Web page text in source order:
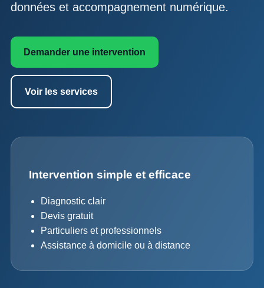
données et accompagnement numérique.
Demander une intervention
Voir les services
Intervention simple et efficace
Diagnostic clair
Devis gratuit
Particuliers et professionnels
Assistance à domicile ou à distance